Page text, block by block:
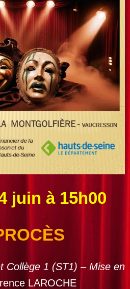
juin à 15h00
Collège 1 (ST1) – Mise en
LAROCHE